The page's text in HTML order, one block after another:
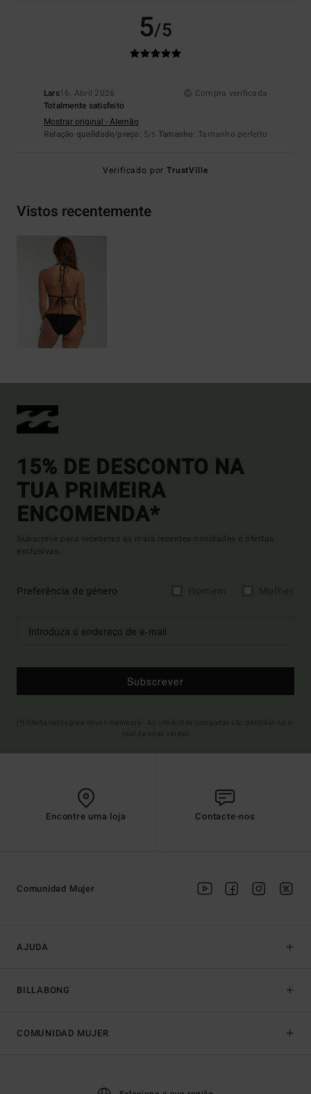
5/5
Lars16. Abril 2026
Compra verificada
Totalmente satisfeito
Mostrar original - Alemão
Relação qualidade/preço: 5/5 Tamanho: Tamanho perfeito
Verificado porTrustVille
Vistos recentemente
15% DE DESCONTO NA
TUA PRIMEIRA
ENCOMENDA*
Subscreve para receberes as mais recentes novidades e ofertas
exclusivas.
Preferência de género
Subscrever
Encontre uma loja Contacte-nos
AJUDA
BILLABONG
Comunidad Mujer
COMUNIDAD MUJER